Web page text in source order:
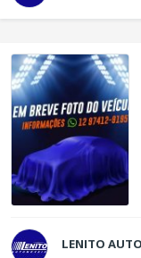
LENITO